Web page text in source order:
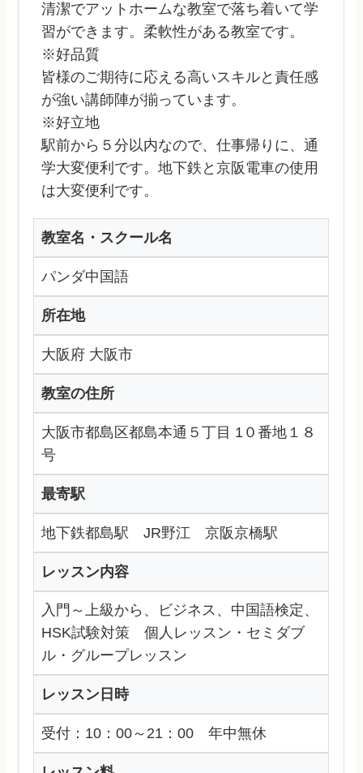
清潔でアットホームな教室で落ち着いて学
習ができます。柔軟性がある教室です。
※好品質
皆様のご期待に応える高いスキルと責任感
が強い講師陣が揃っています。
※好立地
駅前から５分以内なので、仕事帰りに、通
学大変便利です。地下鉄と京阪電車の使用
は大変便利です。
教室名・スクール名
パンダ中国語
所在地
大阪府 大阪市
教室の住所
大阪市都島区都島本通５丁目 1０番地１８
号
最寄駅
地下鉄都島駅 JR野江 京阪京橋駅
レッスン内容
入門～上級から、ビジネス、中国語検定、
HSK試験対策 個人レッスン・セミダブ
ル・グループレッスン
レッスン日時
受付：10：00～21：00 年中無休